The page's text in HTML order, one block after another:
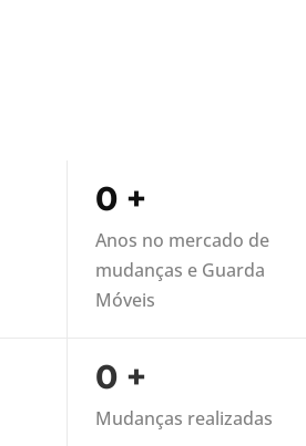
0 +
Anos no mercado de
mudanças e Guarda
Móveis
0 +
Mudanças realizadas